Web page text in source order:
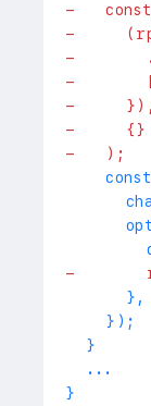
-
-
-
-
-
     }),
-
     {}
-
   );
-
     },
   });
}
...